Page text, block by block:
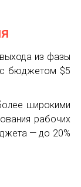
из фазы
с бюджетом $5
широкими
рабочих
— до 20%